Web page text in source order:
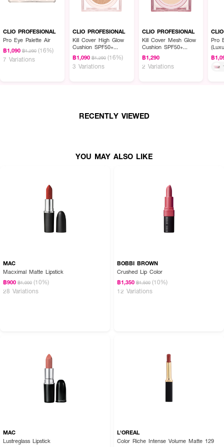
ลิปทินต์ที่มอบความแวววาวดุจคริสตัล ให้ริมฝีปากเปล่งประกายอย่างเป็นธรรมชาติ
Crystal Glam Tint ช่วยให้ริมฝีปากดูอวบอิ่มและเปล่งประกาย ด้วยเนื้อสัมผัสที่
ริมฝีปากให้นุ่มนวลและสุขภาพดี เหมาะสำหรับทุกโอกาส ไม่ว่าจะเป็นการแต่งหน้าใน
ชีวิตประจำวันหรือออกงานสำคัญ
· คลิโอ โปรเฟสชั่นแนล คริสตัล แกลม ทินต์
· บำรุงริมฝีปากให้นุ่มนวลและสุขภาพดี
· FDA Registration No.: 10-2-6800006699
CLIO PROFESIONAL
Pro Eye Palette Air
฿1,090 ฿1,290 (16%)
7 Variations
CLIO PROFESIONAL
Kill Cover High Glow
Cushion SPF50+
PA+++
฿1,090 ฿1,290 (16%)
3 Variations
CLIO PROFESIONAL
Kill Cover Mesh Glow
Cushion SPF50+
PA++++
฿1,290
2 Variations
Pro
฿
RECENTLY VIEWED
YOU MAY ALSO LIKE
MAC
Macximal Matte Lipstick
฿900 ฿1,000 (10%)
28 Variations
BOBBI BROWN
Crushed Lip Color
฿1,350 ฿1,500 (10%)
12 Variations
MAC
Lustreglass Lipstick
L'OREAL
Color Riche Intense Volume Matte 129